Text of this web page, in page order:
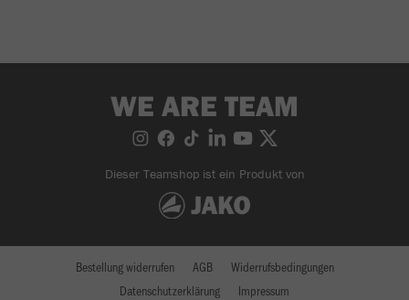
WE ARE TEAM
Dieser Teamshop ist ein Produkt von
Bestellung widerrufen AGB
Widerrufsbedingungen
Datenschutzerklärung
Impressum